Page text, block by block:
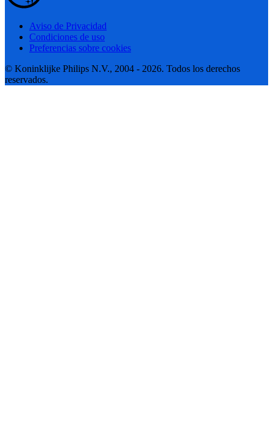
Aviso de Privacidad
Condiciones de uso
Preferencias sobre cookies
© Koninklijke Philips N.V., 2004 - 2026. Todos los derechos
reservados.